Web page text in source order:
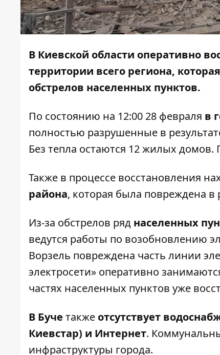
В Киевской области оперативно
территории всего региона,
обстрелов населенных пунктов.
По состоянию на 12:00 28 февраля в
полностью разрушенные в
Без тепла остаются 12 жилых домов.
Также в процессе восстановления
района, которая была повреждена в
Из-за обстрелов ряд населенных
ведутся работы по возобновлению
Ворзель повреждена часть линии
электросети» оперативно
частях населенных пунктов уже
В Буче также отсутствует
Киевстар) и Интернет.
инфраструктуры города.